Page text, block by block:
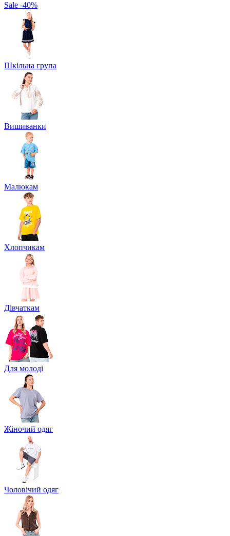
Sale -40%
Шкільна група
Вишиванки
Малюкам
Хлопчикам
Дівчаткам
Для молоді
Жіночий одяг
Чоловічий одяг